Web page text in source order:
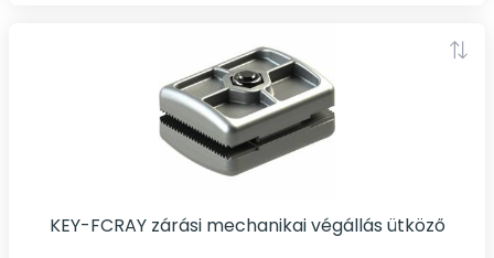
KEY-FCRAY zárási mechanikai végállás ütköző